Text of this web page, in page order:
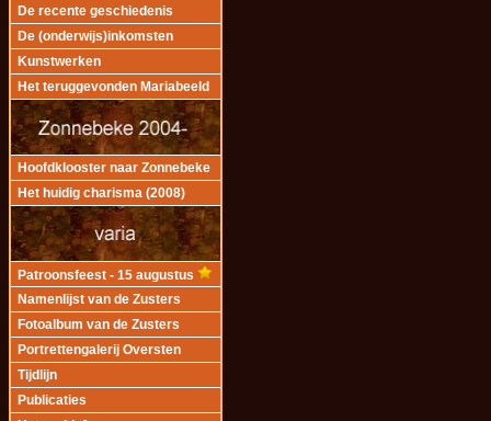
De recente geschiedenis
De (onderwijs)inkomsten
Kunstwerken
Het teruggevonden Mariabeeld
Hoofdklooster naar Zonnebeke
Het huidig charisma (2008)
Patroonsfeest - 15 augustus
Namenlijst van de Zusters
Fotoalbum van de Zusters
Portrettengalerij Oversten
Tijdlijn
Publicaties